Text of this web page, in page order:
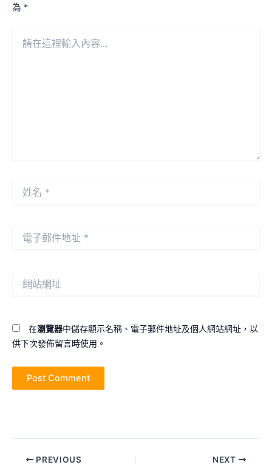
為 *
在瀏覽器中儲存顯示名稱、電子郵件地址及個人網站網址，以
供下次發佈留言時使用。
Post PREVIOUS NEXT